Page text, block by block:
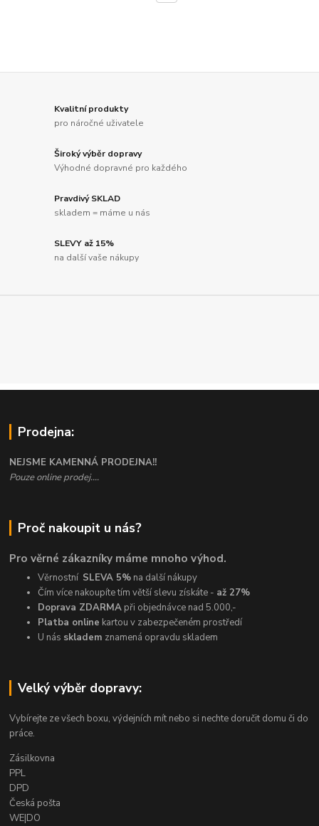
Kvalitní produkty
pro náročné uživatele
Široký výběr dopravy
Výhodné dopravné pro každého
Pravdivý SKLAD
skladem = máme u nás
SLEVY až 15%
na další vaše nákupy
Prodejna:
NEJSME KAMENNÁ PRODEJNA!!
Pouze online prodej....
Proč nakoupit u nás?
Pro věrné zákazníky máme mnoho výhod.
Věrnostní SLEVA 5% na další nákupy
Čím více nakoupíte tím větší slevu získáte - až 27%
Doprava ZDARMA při objednávce nad 5.000,-
Platba online kartou v zabezpečeném prostředí
U nás skladem znamená opravdu skladem
Velký výběr dopravy:
Vybírejte ze všech boxu, výdejních mít nebo si nechte doručit domu či do
práce.
Zásilkovna
PPL
DPD
Česká pošta
WE|DO